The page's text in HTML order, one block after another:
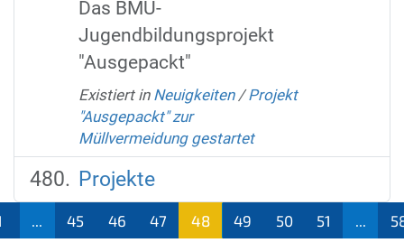
Das BMU-
Jugendbildungsprojekt
"Ausgepackt"
Existiert in Neuigkeiten /Projekt
"Ausgepackt" zur
Müllvermeidung gestartet
Projekte
45 46 47
48
49 50 51